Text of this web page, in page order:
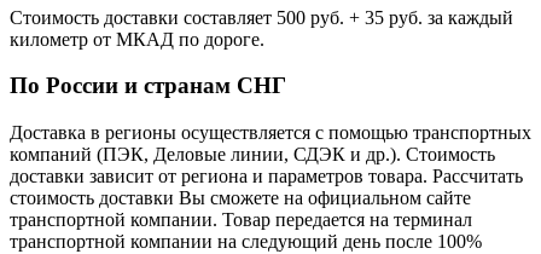
Стоимость доставки cоставляет 500 руб. + 35 руб. за каждый
километр от МКАД по дороге.
По России и странам СНГ
Доставка в регионы осуществляется с помощью транспортных
компаний (ПЭК, Деловые линии, СДЭК и др.). Стоимость
доставки зависит от региона и параметров товара. Рассчитать
стоимость доставки Вы сможете на официальном сайте
транспортной компании. Товар передается на терминал
транспортной компании на следующий день после 100%